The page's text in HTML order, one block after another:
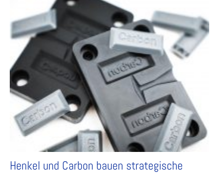
Henkel und Carbon bauen strategische